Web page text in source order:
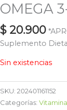
OMEGA
$ 20.900
Suplemento
Sin existencias
SKU: 202401161152
Categorías: